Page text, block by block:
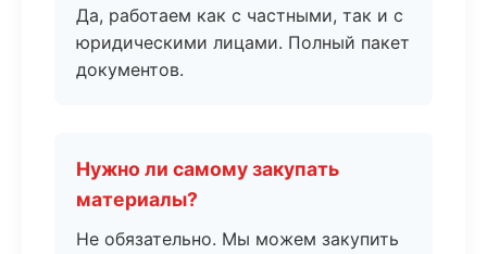
Да, работаем как с частными, так и с
юридическими лицами. Полный пакет
документов.
Нужно ли самому закупать
материалы?
Не обязательно. Мы можем закупить